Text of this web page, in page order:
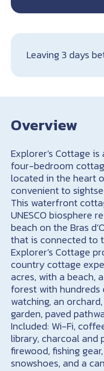
Leaving 3 days
Overview
Explorer’s Cottage
four-bedroom
located in the heart
convenient to
This waterfront
UNESCO biosphere
beach on the Bras
that is connected to
Explorer’s Cottage
country cottage
acres, with a beach,
forest with
watching, an
garden, paved
Included: Wi-Fi,
library, charcoal and
firewood, fishing
snowshoes, and a